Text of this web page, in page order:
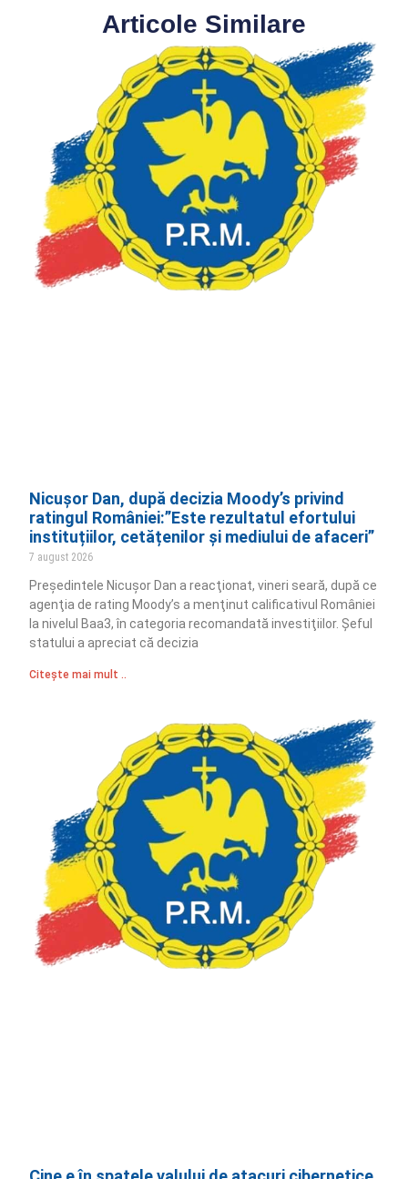
Articole Similare
Nicușor Dan, după decizia Moody’s privind
ratingul României:”Este rezultatul efortului
instituțiilor, cetățenilor și mediului de afaceri”
7 august 2026
Preşedintele Nicuşor Dan a reacţionat, vineri seară, după ce
agenţia de rating Moody’s a menţinut calificativul României
la nivelul Baa3, în categoria recomandată investiţiilor. Şeful
statului a apreciat că decizia
Citește mai mult ..